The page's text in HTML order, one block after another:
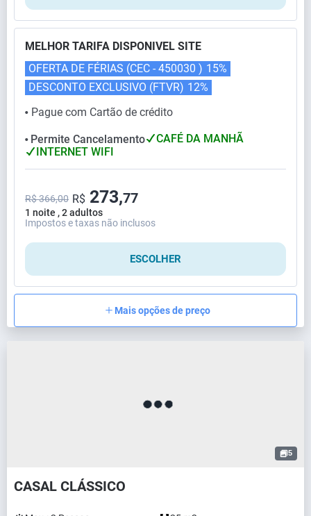
MELHOR TARIFA DISPONIVEL SITE
⬤ Pague com Cartão de crédito
OFERTA DE FÉRIAS (CEC - 450030 ) 15%
DESCONTO EXCLUSIVO (FTVR) 12%
⬤ Permite Cancelamento
CAFÉ DA MANHÃ
INTERNET WIFI
1 noite , 2 adultos
R$ 366,00 R$ 273,77
Impostos e taxas não inclusos
ESCOLHER
Mais opções de preço
5
CASAL CLÁSSICO